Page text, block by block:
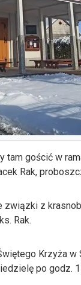
gościć w
Rak,
z
Rak.
Krzyża
po godz.